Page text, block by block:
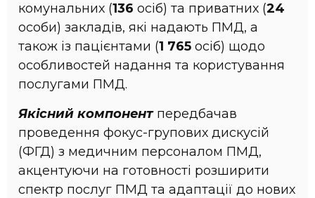
комунальних (136 осіб) та приватних (24
особи) закладів, які надають ПМД, а
також із пацієнтами (1 765 осіб) щодо
особливостей надання та користування
послугами ПМД.
Якісний компонентпередбачав
проведення фокус-групових дискусій
(ФГД) з медичним персоналом ПМД,
акцентуючи на готовності розширити
спектр послуг ПМД та адаптації до нових